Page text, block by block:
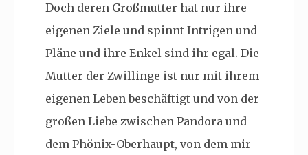
Doch deren Großmutter hat nur ihre
eigenen Ziele und spinnt Intrigen und
Pläne und ihre Enkel sind ihr egal. Die
Mutter der Zwillinge ist nur mit ihrem
eigenen Leben beschäftigt und von der
großen Liebe zwischen Pandora und
dem Phönix-Oberhaupt, von dem mir